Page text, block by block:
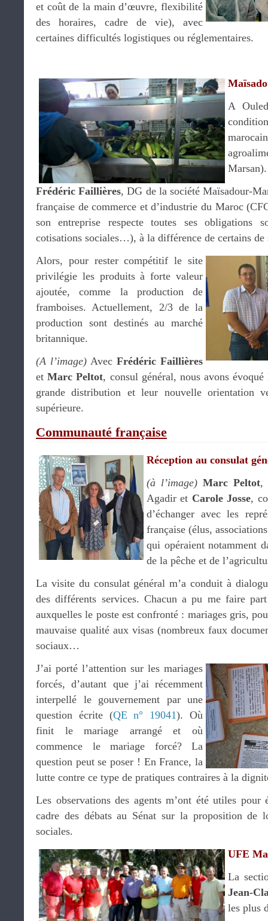
et coût de la main d’œuvre, flexibilité
des horaires, cadre de vie), avec
certaines difficultés logistiques ou réglementaires.
A
Marsan).
Frédéric Faillières, DG de la société Maïsadour-
française de commerce et d’industrie du Maroc
son entreprise respecte toutes ses obligations
cotisations sociales…), à la différence de certains de
Alors, pour rester compétitif le site
privilégie les produits à forte valeur
ajoutée, comme la production de
framboises. Actuellement, 2/3 de la
production sont destinés au marché
britannique.
(A l’image) Avec Frédéric Faillières
etMarc Peltot, consul général, nous avons
grande distribution et leur nouvelle orientation
supérieure.
Communauté française
Réception au consulat
(à l’image) Marc Peltot,
Agadir et Carole Josse,
d’échanger avec les
française (élus,
qui opéraient notamment
de la pêche et de
La visite du consulat général m’a conduit à
des différents services. Chacun a pu me faire
auxquelles le poste est confronté : mariages gris,
mauvaise qualité aux visas (nombreux faux
sociaux…
J’ai porté l’attention sur les mariages
forcés, d’autant que j’ai récemment
interpellé le gouvernement par une
question écrite (QE n° 19041). Où
finit le mariage arrangé et où
commence le mariage forcé? La
question peut se poser ! En France, la
lutte contre ce type de pratiques contraires à la
Les observations des agents m’ont été utiles
cadre des débats au Sénat sur la proposition de
sociales.
UFE
La
Jean-
les plus